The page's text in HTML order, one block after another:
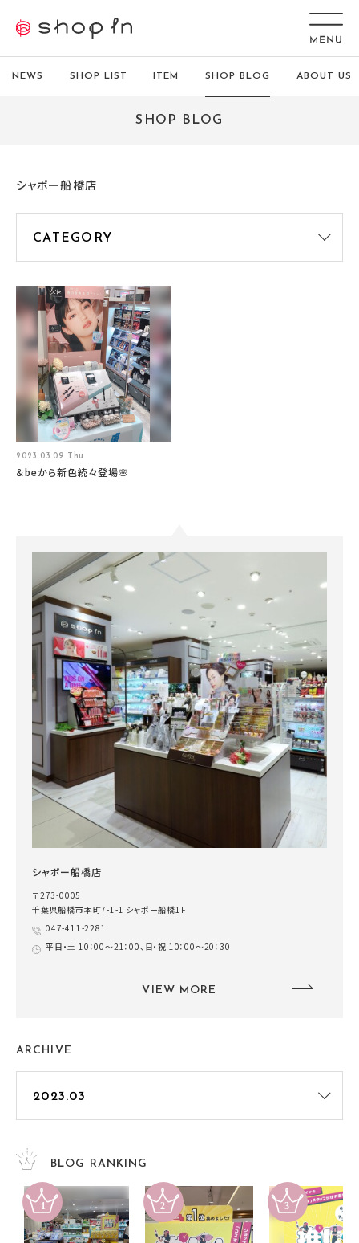
NEWS SHOP LIST ITEM SHOP BLOG ABOUT US
SHOP BLOG
シャポー船橋店
2023.03.09 Thu
＆beから新色続々登場🌸
シャポー船橋店
〒273-0005
千葉県船橋市本町7-1-1 シャポー船橋1F
047-411-2281
平日・土 10：00～21：00、日・祝 10：00～20：30
VIEW MORE
ARCHIVE
BLOG RANKING